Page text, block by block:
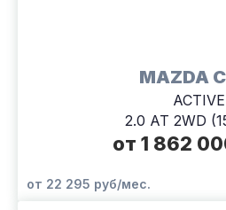
MAZDA
ACTIVE
2.0 AT 2WD
от 1 862
от 22 295 руб/мес.